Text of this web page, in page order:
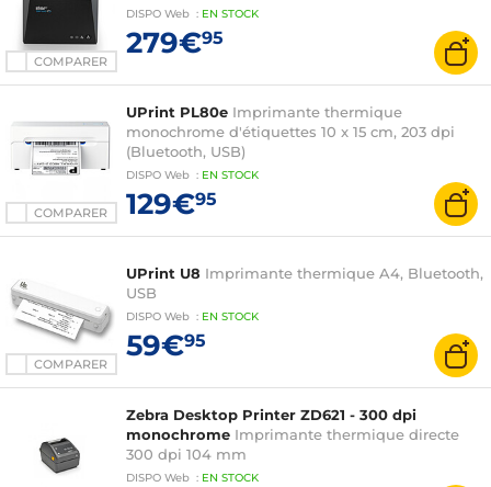
COMPARER
DISPO Web : EN STOCK
279€95
COMPARER
UPrint PL80e Imprimante thermique
monochrome d'étiquettes 10 x 15 cm, 203 dpi
(Bluetooth, USB)
DISPO Web : EN STOCK
129€95
COMPARER
UPrint U8 Imprimante thermique A4, Bluetooth,
USB
DISPO Web : EN STOCK
59€95
Zebra Desktop Printer ZD621 - 300 dpi
monochrome Imprimante thermique directe
300 dpi 104 mm
DISPO Web : EN STOCK